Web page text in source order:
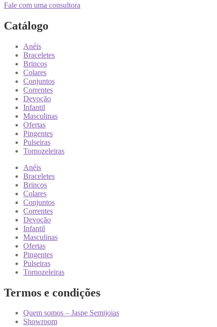
Fale com uma consultora
Catálogo
Anéis
Braceletes
Brincos
Colares
Conjuntos
Correntes
Devoção
Infantil
Masculinas
Ofertas
Pingentes
Pulseiras
Tornozeleiras
Anéis
Braceletes
Brincos
Colares
Conjuntos
Correntes
Devoção
Infantil
Masculinas
Ofertas
Pingentes
Pulseiras
Tornozeleiras
Termos e condições
Quem somos – Jaspe Semijoias
Showroom